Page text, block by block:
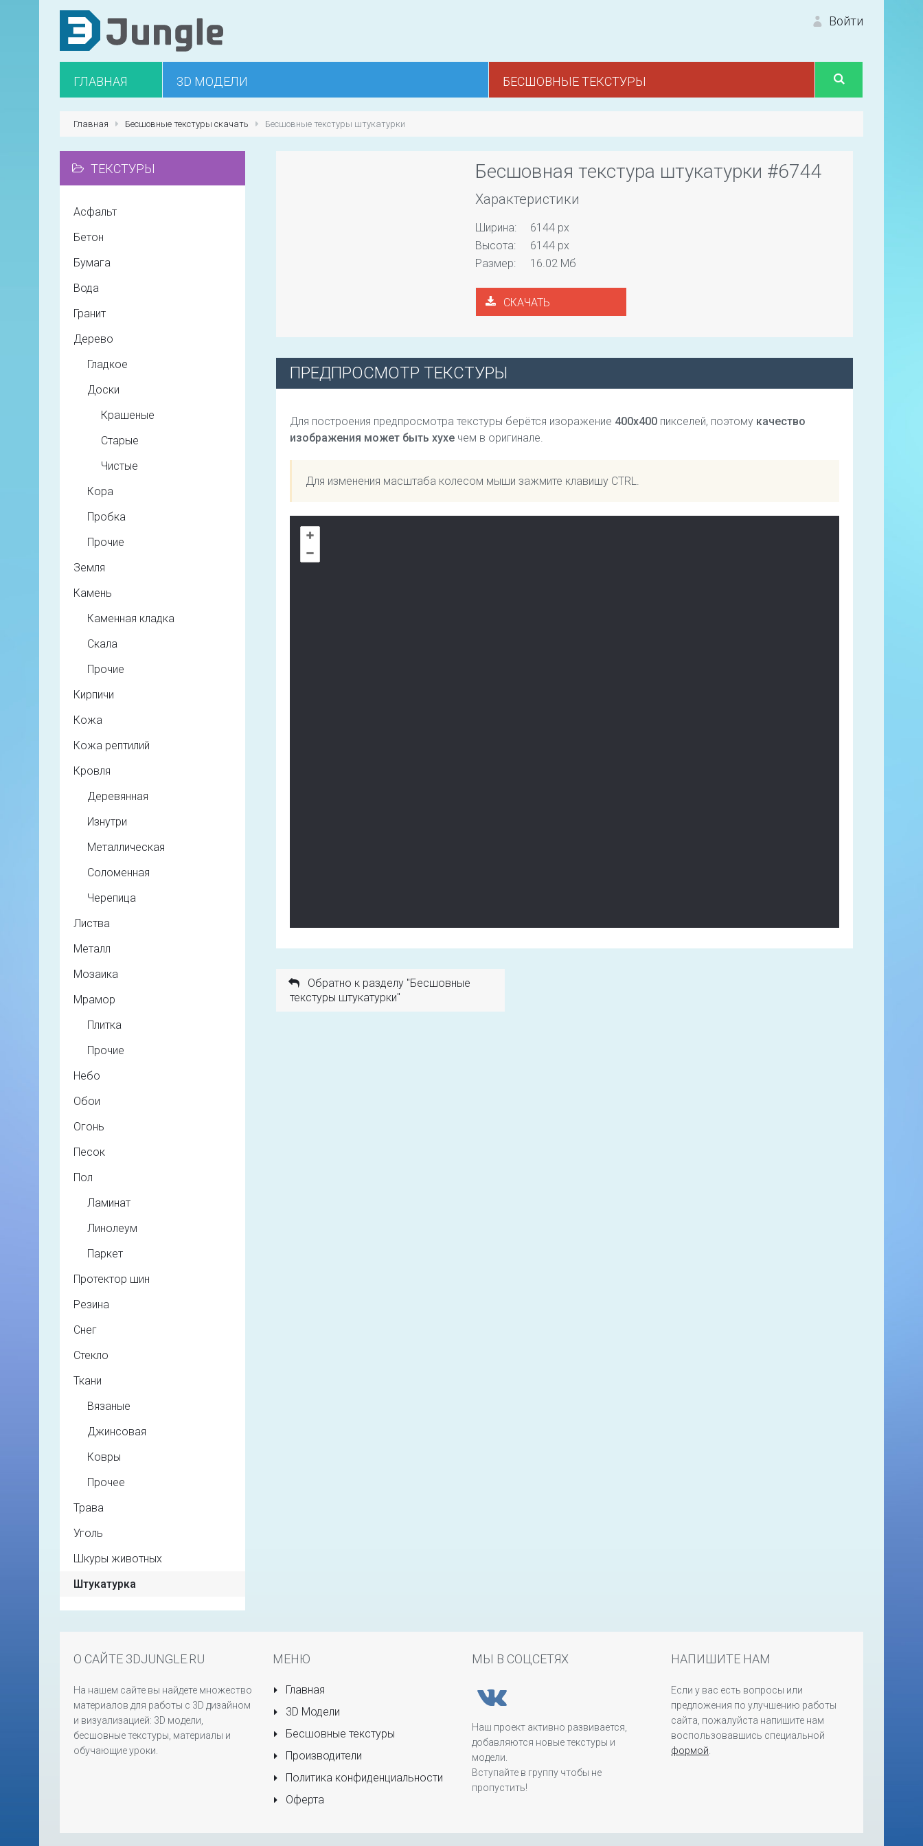
Войти
ГЛАВНАЯ 3D МОДЕЛИ БЕСШОВНЫЕ ТЕКСТУРЫ
Главная Бесшовные текстуры скачать Бесшовные текстуры штукатурки
Бесшовная текстура штукатурки #6744
Характеристики
Ширина:
6144 px
Высота:
6144 px
Размер:
16.02 Мб
СКАЧАТЬ
ПРЕДПРОСМОТР ТЕКСТУРЫ
Для построения предпросмотра текстуры берётся изоражение 400х400 пикселей, поэтому качество
изображения может быть хухе чем в оригинале.
Для изменения масштаба колесом мыши зажмите клавишу CTRL.
Обратно к разделу "Бесшовные
текстуры штукатурки"
ТЕКСТУРЫ
Асфальт
Бетон
Бумага
Вода
Гранит
Дерево
Гладкое
Доски
Крашеные
Старые
Чистые
Кора
Пробка
Прочие
Земля
Камень
Каменная кладка
Скала
Прочие
Кирпичи
Кожа
Кожа рептилий
Кровля
Деревянная
Изнутри
Металлическая
Соломенная
Черепица
Листва
Металл
Мозаика
Мрамор
Плитка
Прочие
Небо
Обои
Огонь
Песок
Пол
Ламинат
Линолеум
Паркет
Протектор шин
Резина
Снег
Стекло
Ткани
Вязаные
Джинсовая
Ковры
Прочее
Трава
Уголь
Шкуры животных
Штукатурка
О САЙТЕ 3DJUNGLE.RU
На нашем сайте вы найдете множество
материалов для работы с 3D дизайном
и визуализацией: 3D модели,
бесшовные текстуры, материалы и
обучающие уроки.
МЕНЮ
Главная
3D Модели
Бесшовные текстуры
Производители
Политика конфиденциальности
Оферта
МЫ В СОЦСЕТЯХ
Наш проект активно развивается,
добавляются новые текстуры и
модели.
Вступайте в группу чтобы не
пропустить!
НАПИШИТЕ НАМ
Если у вас есть вопросы или
предложения по улучшению работы
сайта, пожалуйста напишите нам
воспользовавшись специальной
формой